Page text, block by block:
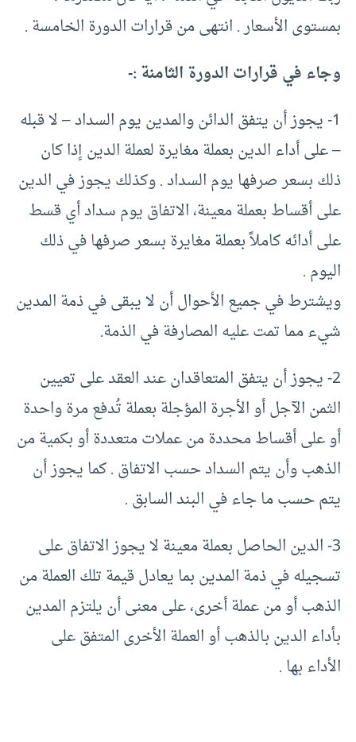
بمستوى الأسعار . انتهى من قرارات الدورة الخامسة .
وجاء في قرارات الدورة الثامنة :-
1- يجوز أن يتفق الدائن والمدين يوم السداد – لا قبله
– على أداء الدين بعملة مغايرة لعملة الدين إذا كان
ذلك بسعر صرفها يوم السداد . وكذلك يجوز في الدين
على أقساط بعملة معينة، الاتفاق يوم سداد أي قسط
على أدائه كاملاً بعملة مغايرة بسعر صرفها في ذلك
اليوم .
ويشترط في جميع الأحوال أن لا يبقى في ذمة المدين
شيء مما تمت عليه المصارفة في الذمة.
2- يجوز أن يتفق المتعاقدان عند العقد على تعيين
الثمن الآجل أو الأجرة المؤجلة بعملة تُدفع مرة واحدة
أو على أقساط محددة من عملات متعددة أو بكمية من
الذهب وأن يتم السداد حسب الاتفاق . كما يجوز أن
يتم حسب ما جاء في البند السابق .
3- الدين الحاصل بعملة معينة لا يجوز الاتفاق على
تسجيله في ذمة المدين بما يعادل قيمة تلك العملة من
الذهب أو من عملة أخرى، على معنى أن يلتزم المدين
بأداء الدين بالذهب أو العملة الأخرى المتفق على
الأداء بها .